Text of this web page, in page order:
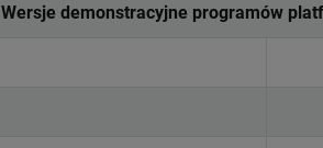
Wersje demonstracyjne programów